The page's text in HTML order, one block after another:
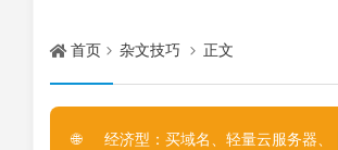
首页 杂文技巧 正文
🌐
经济型：买域名、轻量云服务器、